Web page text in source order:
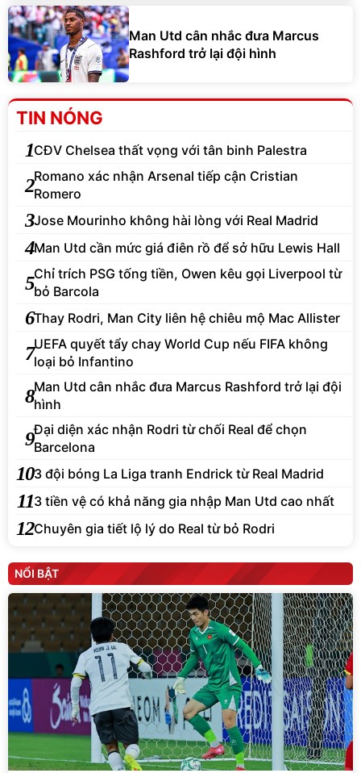
Man Utd cân nhắc đưa Marcus
Rashford trở lại đội hình
TIN NÓNG
1CĐV Chelsea thất vọng với tân binh Palestra
2Romano xác nhận Arsenal tiếp cận Cristian
Romero
3Jose Mourinho không hài lòng với Real Madrid
4Man Utd cần mức giá điên rồ để sở hữu Lewis Hall
5Chỉ trích PSG tống tiền, Owen kêu gọi Liverpool từ
bỏ Barcola
6Thay Rodri, Man City liên hệ chiêu mộ Mac Allister
7UEFA quyết tẩy chay World Cup nếu FIFA không
loại bỏ Infantino
8Man Utd cân nhắc đưa Marcus Rashford trở lại đội
hình
9Đại diện xác nhận Rodri từ chối Real để chọn
Barcelona
103 đội bóng La Liga tranh Endrick từ Real Madrid
113 tiền vệ có khả năng gia nhập Man Utd cao nhất
12Chuyên gia tiết lộ lý do Real từ bỏ Rodri
NỔI BẬT